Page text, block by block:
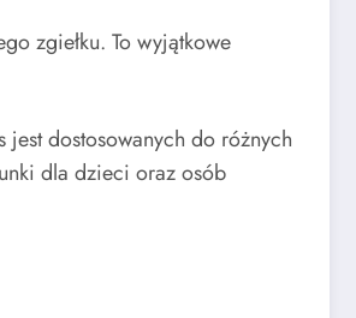
zgiełku. To wyjątkowe
jest dostosowanych do różnych
dla dzieci oraz osób